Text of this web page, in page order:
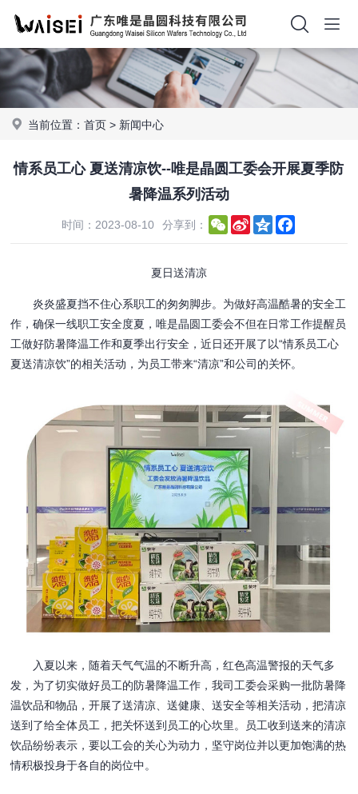
当前位置：首页 > 新闻中心
情系员工心 夏送清凉饮--唯是晶圆工委会开展夏季防
暑降温系列活动
时间：2023-08-10 分享到： WeChat
Sina
Weibo
Qzone
夏日送清凉
炎炎盛夏挡不住心系职工的匆匆脚步。为做好高温酷暑的安全工
作，确保一线职工安全度夏，唯是晶圆工委会不但在日常工作提醒员
工做好防暑降温工作和夏季出行安全，近日还开展了以“情系员工心
夏送清凉饮”的相关活动，为员工带来“清凉”和公司的关怀。
入夏以来，随着天气气温的不断升高，红色高温警报的天气多
发，为了切实做好员工的防暑降温工作，我司工委会采购一批防暑降
温饮品和物品，开展了送清凉、送健康、送安全等相关活动，把清凉
送到了给全体员工，把关怀送到员工的心坎里。员工收到送来的清凉
饮品纷纷表示，要以工会的关心为动力，坚守岗位并以更加饱满的热
情积极投身于各自的岗位中。